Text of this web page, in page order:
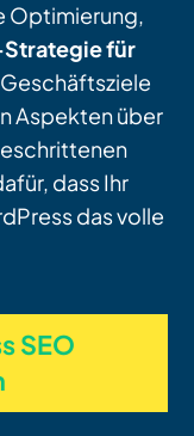
Optimierung,
für
Aspekten über
dass Ihr
das volle
SEO